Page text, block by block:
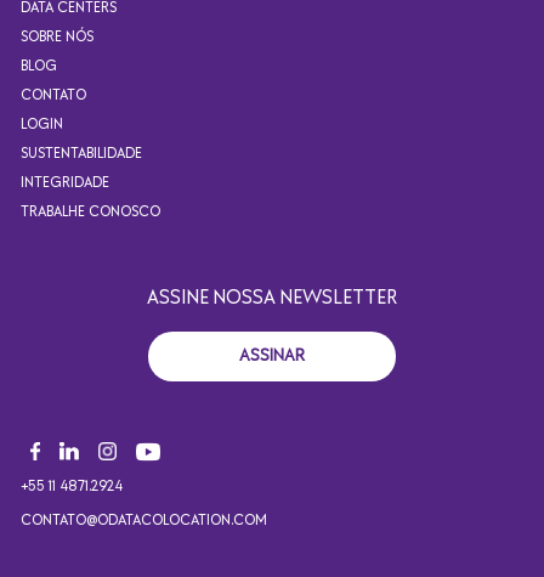
DATA CENTERS
SOBRE NÓS
BLOG
CONTATO
LOGIN
SUSTENTABILIDADE
INTEGRIDADE
TRABALHE CONOSCO
ASSINE NOSSA NEWSLETTER
ASSINAR
+55 11 4871.2924
CONTATO@ODATACOLOCATION.COM